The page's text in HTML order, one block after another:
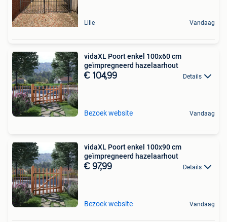
Lille Vandaag
vidaXL Poort enkel 100x60 cm
geïmpregneerd hazelaarhout
€ 104,99 Details
Bezoek website Vandaag
vidaXL Poort enkel 100x90 cm
geïmpregneerd hazelaarhout
€ 97,99 Details
Bezoek website Vandaag